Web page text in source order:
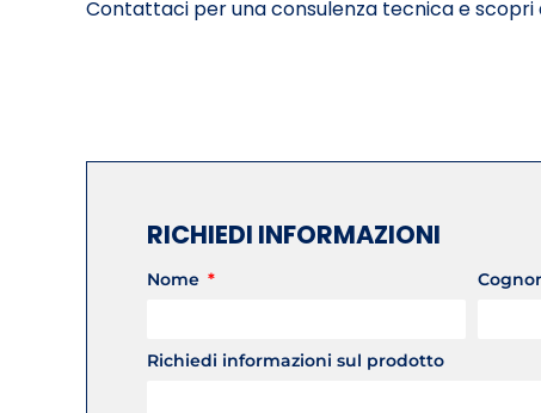
Contattaci per una consulenza tecnica e
RICHIEDI INFORMAZIONI
Nome
Richiedi informazioni sul prodotto